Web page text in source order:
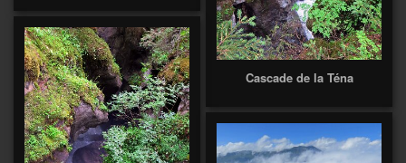
Cascade de la Téna